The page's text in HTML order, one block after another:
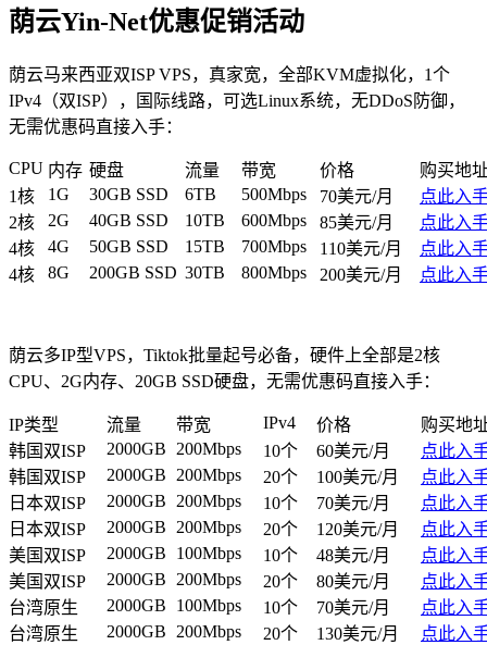
荫云Yin-Net优惠促销活动
荫云马来西亚双ISP VPS，真家宽，全部KVM虚拟化，1个
IPv4（双ISP），国际线路，可选Linux系统，无DDoS防御，
无需优惠码直接入手：
CPU 内存 硬盘 流量 带宽 价格
购买地
1核
1G 30GB SSD 6TB 500Mbps 70美元/月
点此入
2核
2G 40GB SSD 10TB 600Mbps 85美元/月
点此入
4核
4G 50GB SSD 15TB 700Mbps 110美元/月
点此入
4核
8G 200GB SSD 30TB 800Mbps 200美元/月 点此入
荫云多IP型VPS，Tiktok批量起号必备，硬件上全部是2核
CPU、2G内存、20GB SSD硬盘，无需优惠码直接入手：
IP类型 流量 带宽 IPv4 价格
购买地
韩国双ISP
2000GB 200Mbps 10个 60美元/月
点此入
韩国双ISP
2000GB 200Mbps 20个 100美元/月
点此入
日本双ISP
2000GB 200Mbps 10个 70美元/月
点此入
日本双ISP
2000GB 200Mbps 20个 120美元/月
点此入
美国双ISP
2000GB 100Mbps 10个 48美元/月
点此入
美国双ISP
2000GB 200Mbps 20个 80美元/月
点此入
台湾原生
2000GB 100Mbps 10个 70美元/月
点此入
台湾原生
2000GB 200Mbps 20个 130美元/月
点此入